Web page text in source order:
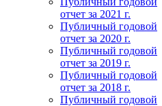
отчет за 2021 г.
Публичный годовой
отчет за 2020 г.
Публичный годовой
отчет за 2019 г.
Публичный годовой
отчет за 2018 г.
Публичный годовой